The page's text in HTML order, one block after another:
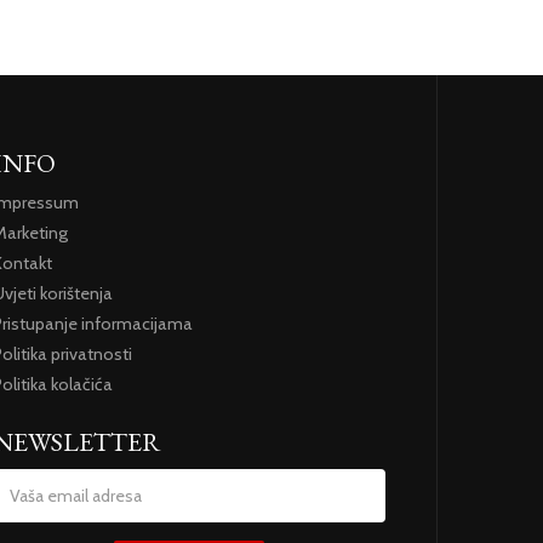
korištenja
informacijama
privatnosti
kolačića